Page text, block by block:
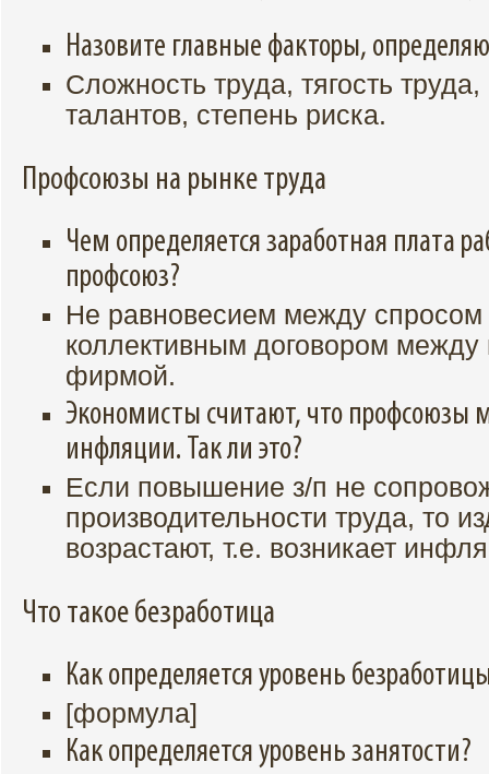
Назовите главные факторы,
Сложность труда, тягость
талантов, степень риска.
Профсоюзы на рынке труда
Чем определяется заработная плата
профсоюз?
Не равновесием между
коллективным договором
фирмой.
Экономисты считают, что профсоюзы
инфляции. Так ли это?
Если повышение з/п не
производительности труда, то
возрастают, т.е. возникает
Что такое безработица
Как определяется уровень
[формула]
Как определяется уровень занятости?